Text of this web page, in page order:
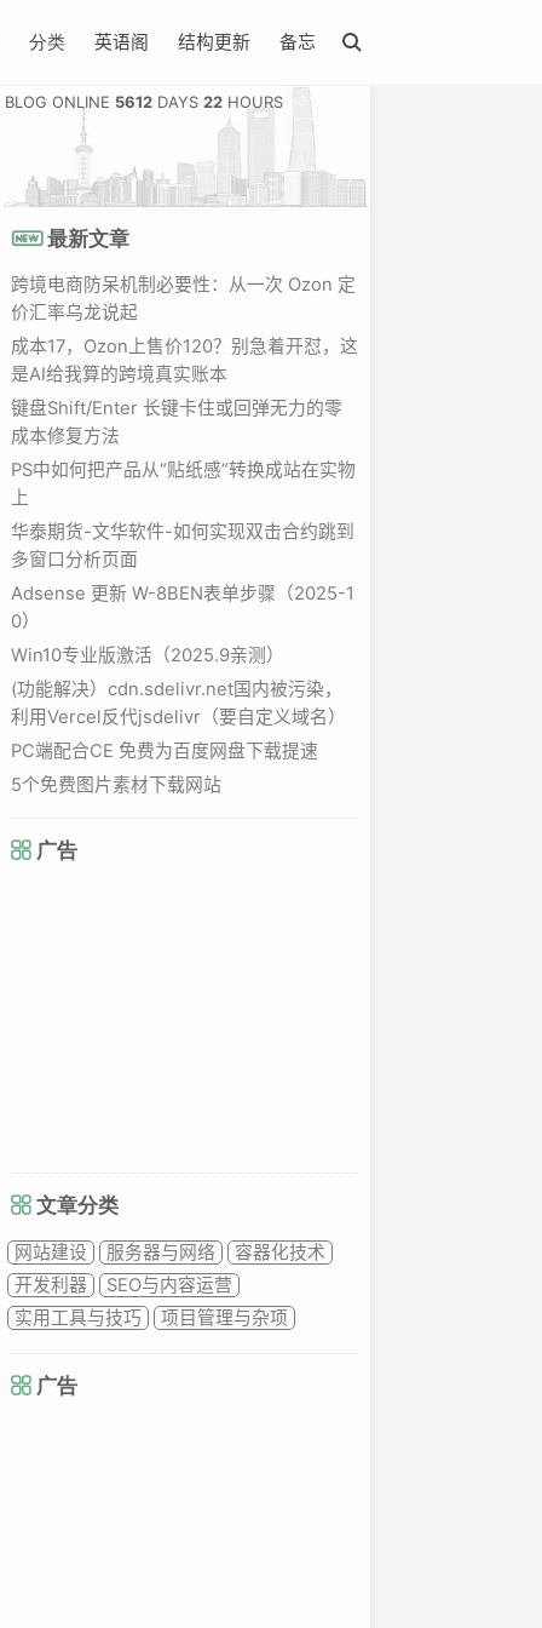
分类 英语阁 结构更新 备忘
BLOG ONLINE 5612DAYS 22HOURS
最新文章
跨境电商防呆机制必要性：从一次 Ozon 定
价汇率乌龙说起
成本17，Ozon上售价120？别急着开怼，这
是AI给我算的跨境真实账本
键盘Shift/Enter 长键卡住或回弹无力的零
成本修复方法
PS中如何把产品从“贴纸感”转换成站在实物
上
华泰期货-文华软件-如何实现双击合约跳到
多窗口分析页面
Adsense 更新 W-8BEN表单步骤（2025-1
0）
Win10专业版激活（2025.9亲测）
(功能解决）cdn.sdelivr.net国内被污染，
利用Vercel反代jsdelivr（要自定义域名）
PC端配合CE 免费为百度网盘下载提速
5个免费图片素材下载网站
广告
文章分类
网站建设 服务器与网络
容器化技术
开发利器
SEO与内容运营
实用工具与技巧
项目管理与杂项
广告